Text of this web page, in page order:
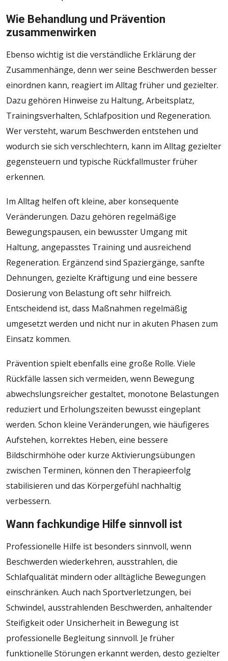
Wie Behandlung und Prävention
zusammenwirken
Ebenso wichtig ist die verständliche Erklärung der
Zusammenhänge, denn wer seine Beschwerden besser
einordnen kann, reagiert im Alltag früher und gezielter.
Dazu gehören Hinweise zu Haltung, Arbeitsplatz,
Trainingsverhalten, Schlafposition und Regeneration.
Wer versteht, warum Beschwerden entstehen und
wodurch sie sich verschlechtern, kann im Alltag gezielter
gegensteuern und typische Rückfallmuster früher
erkennen.
Im Alltag helfen oft kleine, aber konsequente
Veränderungen. Dazu gehören regelmäßige
Bewegungspausen, ein bewusster Umgang mit
Haltung, angepasstes Training und ausreichend
Regeneration. Ergänzend sind Spaziergänge, sanfte
Dehnungen, gezielte Kräftigung und eine bessere
Dosierung von Belastung oft sehr hilfreich.
Entscheidend ist, dass Maßnahmen regelmäßig
umgesetzt werden und nicht nur in akuten Phasen zum
Einsatz kommen.
Prävention spielt ebenfalls eine große Rolle. Viele
Rückfälle lassen sich vermeiden, wenn Bewegung
abwechslungsreicher gestaltet, monotone Belastungen
reduziert und Erholungszeiten bewusst eingeplant
werden. Schon kleine Veränderungen, wie häufigeres
Aufstehen, korrektes Heben, eine bessere
Bildschirmhöhe oder kurze Aktivierungsübungen
zwischen Terminen, können den Therapieerfolg
stabilisieren und das Körpergefühl nachhaltig
verbessern.
Wann fachkundige Hilfe sinnvoll ist
Professionelle Hilfe ist besonders sinnvoll, wenn
Beschwerden wiederkehren, ausstrahlen, die
Schlafqualität mindern oder alltägliche Bewegungen
einschränken. Auch nach Sportverletzungen, bei
Schwindel, ausstrahlenden Beschwerden, anhaltender
Steifigkeit oder Unsicherheit in Bewegung ist
professionelle Begleitung sinnvoll. Je früher
funktionelle Störungen erkannt werden, desto gezielter